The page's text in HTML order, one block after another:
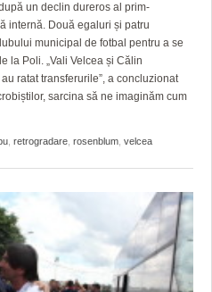
un declin dureros al prim-
internă. Două egaluri și patru
municipal de fotbal pentru a se
la Poli. „Vali Velcea și Călin
ratat transferurile”, a concluzionat
sarcina să ne imaginăm cum
retrogradare rosenblum velcea